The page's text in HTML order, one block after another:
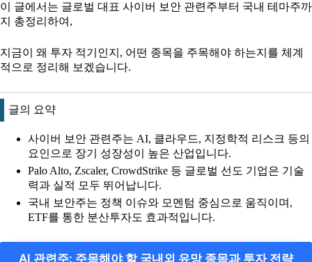
이 글에서는 글로벌 대표 사이버 보안 관련주부터 국내 테마주까
지 총정리하여,
지금이 왜 투자 적기인지, 어떤 종목을 주목해야 하는지를 체계
적으로 정리해 보겠습니다.
글의 요약
사이버 보안 관련주는 AI, 클라우드, 지정학적 리스크 등의
요인으로 장기 성장성이 높은 산업입니다.
Palo Alto, Zscaler, CrowdStrike 등 글로벌 선도 기업은 기술
력과 실적 모두 뛰어납니다.
국내 보안주는 정책 이슈와 모멘텀 중심으로 움직이며,
ETF를 통한 분산투자도 효과적입니다.
AI 관련주: 주목해야 할 국내외 유망 종목과 투자 전략